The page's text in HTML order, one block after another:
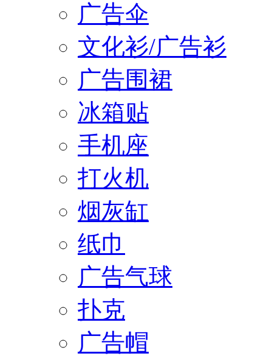
广告伞
文化衫/广告衫
广告围裙
冰箱贴
手机座
打火机
烟灰缸
纸巾
广告气球
扑克
广告帽